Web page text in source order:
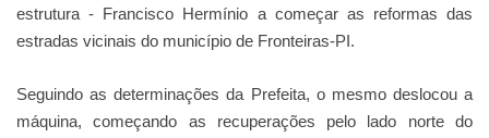
estrutura - Francisco Hermínio a começar as reformas das
estradas vicinais do município de Fronteiras-PI.
Seguindo as determinações da Prefeita, o mesmo deslocou a
máquina, começando as recuperações pelo lado norte do